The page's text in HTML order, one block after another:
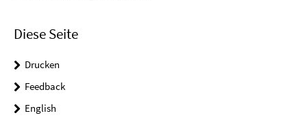
Diese Seite
Drucken
Feedback
English